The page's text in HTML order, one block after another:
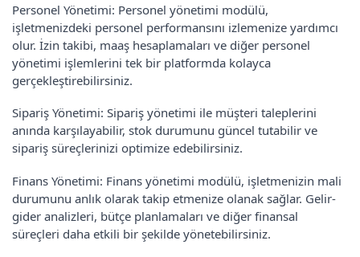
Personel Yönetimi: Personel yönetimi modülü,
işletmenizdeki personel performansını izlemenize yardımcı
olur. İzin takibi, maaş hesaplamaları ve diğer personel
yönetimi işlemlerini tek bir platformda kolayca
gerçekleştirebilirsiniz.
Sipariş Yönetimi: Sipariş yönetimi ile müşteri taleplerini
anında karşılayabilir, stok durumunu güncel tutabilir ve
sipariş süreçlerinizi optimize edebilirsiniz.
Finans Yönetimi: Finans yönetimi modülü, işletmenizin mali
durumunu anlık olarak takip etmenize olanak sağlar. Gelir-
gider analizleri, bütçe planlamaları ve diğer finansal
süreçleri daha etkili bir şekilde yönetebilirsiniz.